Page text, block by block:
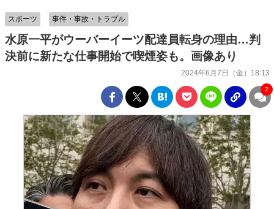
水原一平がウーバーイーツ配達員転身の理由…判
決前に新たな仕事開始で喫煙姿も。画像あり
2024年6月7日（金）18:13
スポーツ 事件・事故・トラブル
2